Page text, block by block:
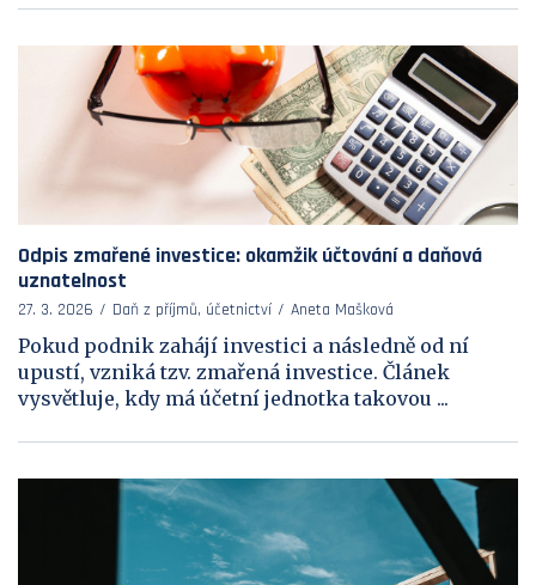
Odpis zmařené investice: okamžik účtování a daňová
uznatelnost
27. 3. 2026 Daň z příjmů, účetnictví Aneta Mašková
Pokud podnik zahájí investici a následně od ní
upustí, vzniká tzv. zmařená investice. Článek
vysvětluje, kdy má účetní jednotka takovou ...